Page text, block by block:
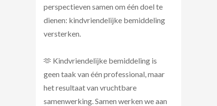
perspectieven samen om één doel te
dienen: kindvriendelijke bemiddeling
versterken.
🫶 Kindvriendelijke bemiddeling is
geen taak van één professional, maar
het resultaat van vruchtbare
samenwerking. Samen werken we aan